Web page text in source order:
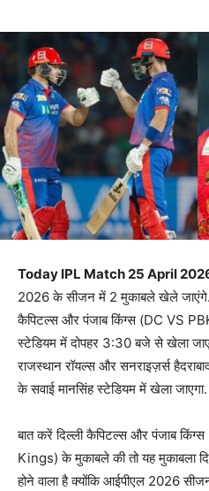
Today IPL Match 25 April
2026 के सीजन में 2 मुकाबले खेले जाएंगे.
कैपिटल्स और पंजाब किंग्स (DC VS
स्टेडियम में दोपहर 3:30 बजे से खेला
राजस्थान रॉयल्स और सनराइज़र्स
के सवाई मानसिंह स्टेडियम में खेला जाएगा.
बात करें दिल्ली कैपिटल्स और पंजाब
Kings) के मुकाबले की तो यह मुकाबला
होने वाला है क्योंकि आईपीएल 2026